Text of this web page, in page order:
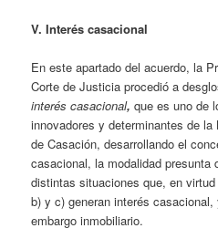
V. Interés casacional
En este apartado del acuerdo, la
Corte de Justicia procedió a
interés casacional, que es uno de
innovadores y determinantes de
de Casación, desarrollando el
casacional, la modalidad
distintas situaciones que, en
b) y c) generan interés
embargo inmobiliario.